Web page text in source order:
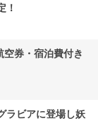
！
券・宿泊費付き
ラビアに登場し妖